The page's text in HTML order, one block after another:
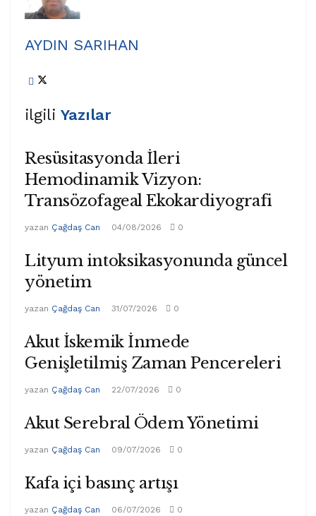
AYDIN SARIHAN
ilgili Yazılar
Resüsitasyonda İleri
Hemodinamik Vizyon:
Transözofageal Ekokardiyografi
yazan Çağdaş Can 04/08/2026 0
Lityum intoksikasyonunda güncel
yönetim
yazan Çağdaş Can 31/07/2026 0
Akut İskemik İnmede
Genişletilmiş Zaman Pencereleri
yazan Çağdaş Can 22/07/2026 0
Akut Serebral Ödem Yönetimi
yazan Çağdaş Can 09/07/2026 0
Kafa içi basınç artışı
yazan Çağdaş Can 06/07/2026 0